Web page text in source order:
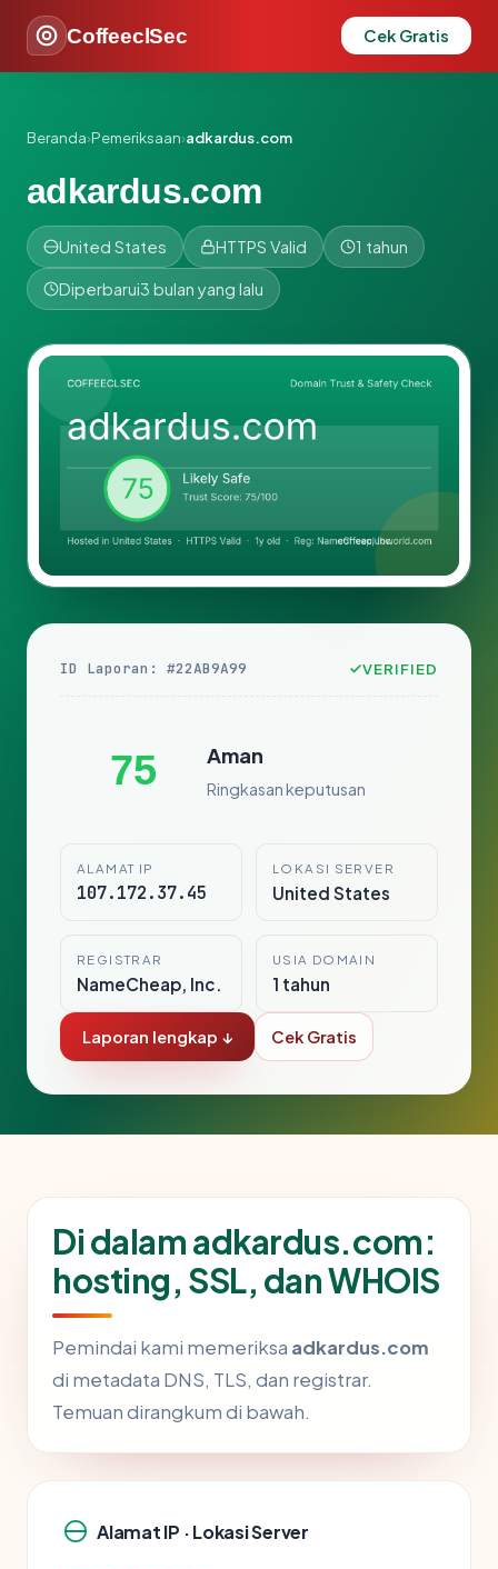
CoffeeclSec Cek Gratis
Beranda›Pemeriksaan›adkardus.com
adkardus.com
United States HTTPS Valid 1 tahun
Diperbarui3 bulan yang lalu
ID Laporan: #22AB9A99 VERIFIED
75 Aman
Ringkasan keputusan
ALAMAT IP
107.172.37.45
LOKASI SERVER
United States
REGISTRAR
NameCheap, Inc.
USIA DOMAIN
1 tahun
Laporan lengkap ↓ Cek Gratis
Di dalam adkardus.com:
hosting, SSL, dan WHOIS
Pemindai kami memeriksa adkardus.com
di metadata DNS, TLS, dan registrar.
Temuan dirangkum di bawah.
Alamat IP · Lokasi Server